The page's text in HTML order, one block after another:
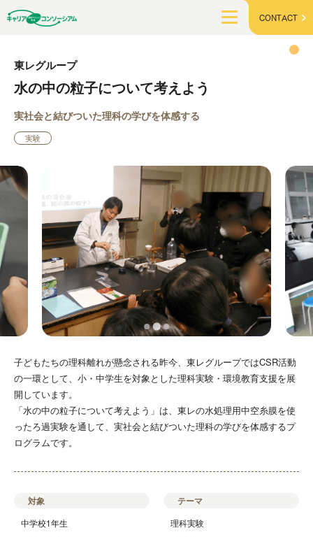
CONTACT
東レグループ
水の中の粒子について考えよう
実社会と結びついた理科の学びを体感する
実験
子どもたちの理科離れが懸念される昨今、東レグループではCSR活動
の一環として、小・中学生を対象とした理科実験・環境教育支援を展
開しています。
「水の中の粒子について考えよう」は、東レの水処理用中空糸膜を使
ったろ過実験を通して、実社会と結びついた理科の学びを体感するプ
ログラムです。
対象
中学校1年生
テーマ
理科実験